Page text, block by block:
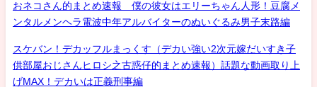
おネコさん的まとめ速報 僕の彼女はエリーちゃん人形！豆腐メ
ンタルメンヘラ電波中年アルバイターのぬいぐるみ男子末路編
スケバン！デカッフルまっくす（デカい強い2次元嫁だいすき子
供部屋おじさんヒロシ之古惑仔的まとめ速報）話題な動画取り上
げMAX！デカいは正義刑事編